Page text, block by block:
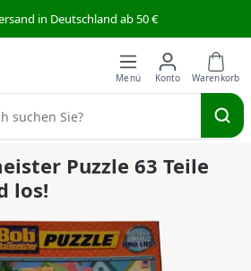
in Deutschland ab 50 €
Puzzle 63 Teile
los!